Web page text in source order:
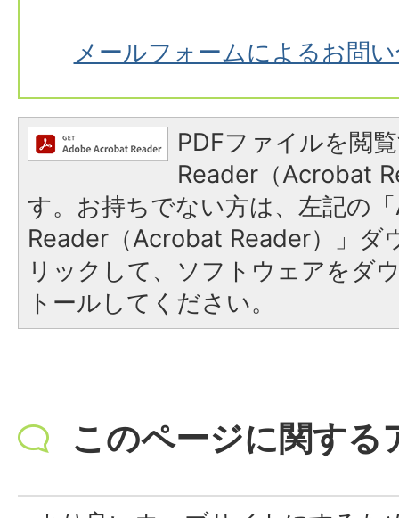
メールフォームによるお問
PDFファイルを閲
Reader（Acrobat
す。お持ちでない方は、左記の
Reader（Acrobat Reader）」ダ
リックして、ソフトウェアをダ
トールしてください。
このページに関する